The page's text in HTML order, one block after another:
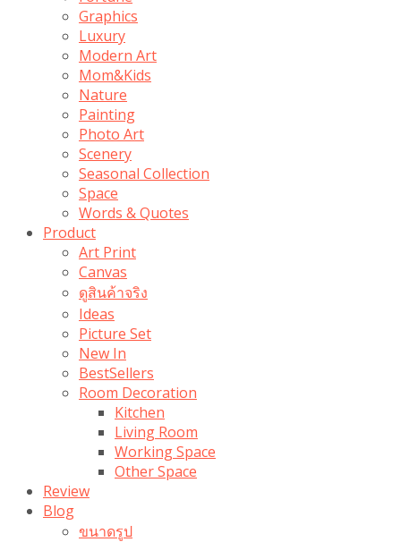
Graphics
Luxury
Modern Art
Mom&Kids
Nature
Painting
Photo Art
Scenery
Seasonal Collection
Space
Words & Quotes
Product
Art Print
Canvas
ดูสินค้าจริง
Ideas
Picture Set
New In
BestSellers
Room Decoration
Kitchen
Living Room
Working Space
Other Space
Review
Blog
ขนาดรูป